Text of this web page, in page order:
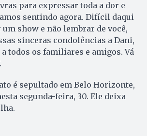
para expressar toda a dor e
sentindo agora. Difícil daqui
show e não lembrar de você,
sinceras condolências a Dani,
a todos os familiares e amigos. Vá
é sepultado em Belo Horizonte,
segunda-feira, 30. Ele deixa